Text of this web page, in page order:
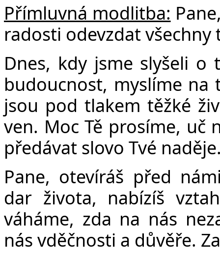
Přímluvná modlitba:
radosti odevzdat všechny
Dnes, kdy jsme slyšeli
budoucnost, myslíme na
jsou pod tlakem těžké
ven. Moc Tě prosíme, uč
předávat slovo Tvé
Pane, otevíráš před
dar života, nabízíš
váháme, zda na nás
nás vděčnosti a důvěře.